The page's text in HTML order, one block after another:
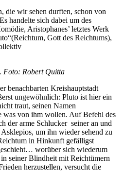
die wir sehen durften, schon von
handelte sich dabei um des
Aristophanes’ letztes Werk
Gott des Reichtums),
Foto: Robert Quitta
benachbarten Kreishauptstadt
ungewöhnlich: Pluto ist hier ein
traut, seinen Namen
was von ihm wollen. Auf Befehl des
der arme Schlucker seiner an und
um ihn wieder sehend zu
in Hinkunft gefälligst
worüber sich wiederum
seiner Blindheit mit Reichtümern
herzustellen, versucht die